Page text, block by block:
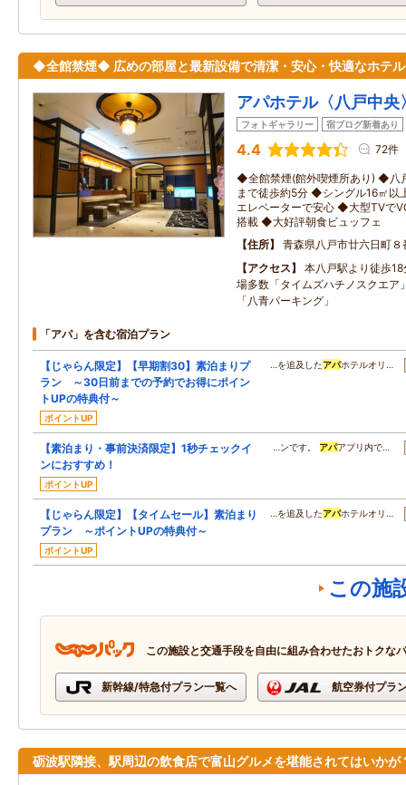
◆全館禁煙◆ 広めの部屋と最新設備で清潔・安心・快適なホテ
アパホテル〈八戸中央
フォトギャラリー 宿ブログ新着あり
4.4 72件
◆全館禁煙(館外喫煙所あり) ◆八
まで徒歩約5分 ◆シングル16㎡
エレベーターで安心 ◆大型TVで
搭載 ◆大好評朝食ビュッフェ
住所
青森県八戸市廿六日町８
アクセス
本八戸駅より徒歩
場多数「タイムズハチノスクエア
「八青パーキング」
「アパ」を含む宿泊プラン
【じゃらん限定】【早期割30】素泊まりプ
ラン ～30日前までの予約でお得にポイン
トUPの特典付～
ポイントUP
…を追及したアパホテルオリ…
【素泊まり・事前決済限定】1秒チェックイ
ンにおすすめ！
ポイントUP
…ンです。 アパアプリ内で…
【じゃらん限定】【タイムセール】素泊まり
プラン ～ポイントUPの特典付～
ポイントUP
…を追及したアパホテルオリ…
この施
この施設と交通手段を自由に組み合わせたおトクな
新幹線/特急付プラン一覧へ 航空券付プラ
砺波駅隣接、駅周辺の飲食店で富山グルメを堪能されてはいかが